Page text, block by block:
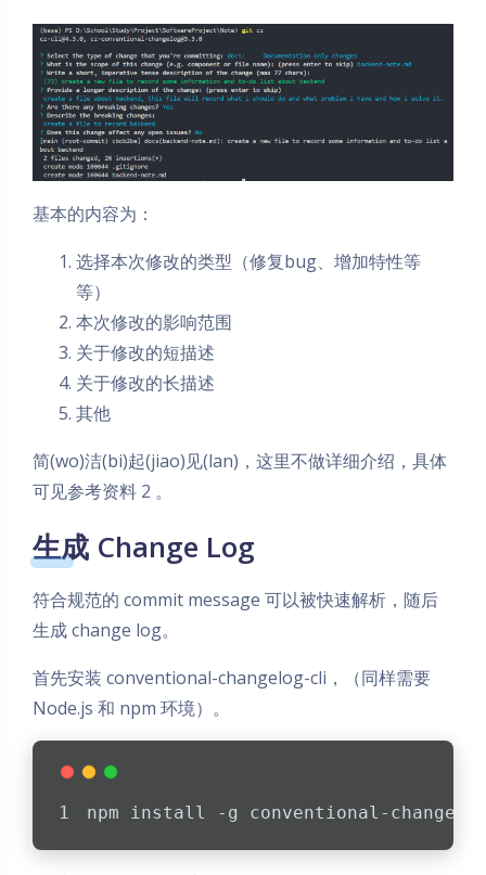
基本的内容为：
选择本次修改的类型（修复bug、增加特性等
等）
本次修改的影响范围
关于修改的短描述
关于修改的长描述
其他
简(wo)洁(bi)起(jiao)见(lan)，这里不做详细介绍，具体
可见参考资料 2 。
生成 Change Log
符合规范的 commit message 可以被快速解析，随后
生成 change log。
首先安装 conventional-changelog-cli，（同样需要
Node.js 和 npm 环境）。
npm install -g conventional-